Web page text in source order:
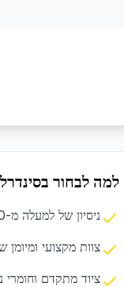
למה לבחור
ניסיון של למעלה מ-10 שנים בתחום הניקיון המקצועי
צוות מקצועי
ציוד מתקדם וחומרי